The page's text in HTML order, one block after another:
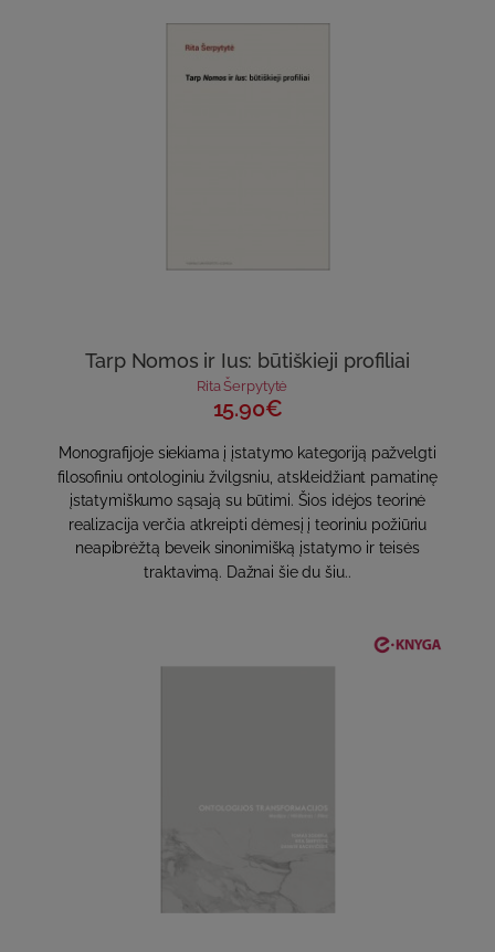
(Vilnius: Vilnius University Publishing House, 2015). Her
research involves Heidegger’s philosophy, Hegel’s philosophy,
postmodern philosophy, contemporary Italian (Gianni
Tarp Nomos ir Ius: būtiškieji profiliai
Rita Šerpytytė
15.90€
Monografijoje siekiama į įstatymo kategoriją pažvelgti
filosofiniu ontologiniu žvilgsniu, atskleidžiant pamatinę
įstatymiškumo sąsają su būtimi. Šios idėjos teorinė
realizacija verčia atkreipti dėmesį į teoriniu požiūriu
neapibrėžtą beveik sinonimišką įstatymo ir teisės
traktavimą. Dažnai šie du šiu..